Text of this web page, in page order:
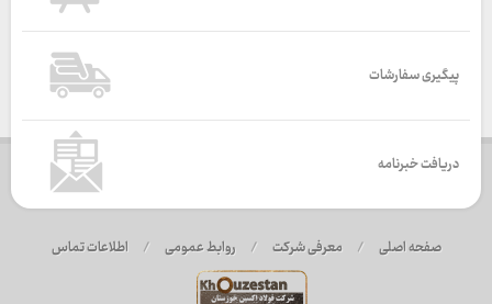
پیگیری سفارشات
دریافت خبرنامه
صفحه اصلی / معرفی شرکت / روابط عمومی / اطلاعات تماس